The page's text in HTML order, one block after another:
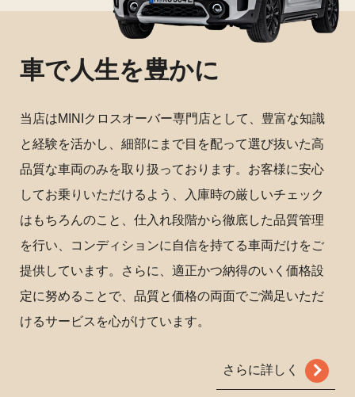
車で人生を豊かに
当店はMINIクロスオーバー専門店として、豊富な知識
と経験を活かし、細部にまで目を配って選び抜いた高
品質な車両のみを取り扱っております。お客様に安心
してお乗りいただけるよう、入庫時の厳しいチェック
はもちろんのこと、仕入れ段階から徹底した品質管理
を行い、コンディションに自信を持てる車両だけをご
提供しています。さらに、適正かつ納得のいく価格設
定に努めることで、品質と価格の両面でご満足いただ
けるサービスを心がけています。
さらに詳しく